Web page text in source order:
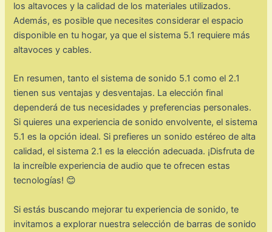
los altavoces y la calidad de los materiales utilizados.
Además, es posible que necesites considerar el espacio
disponible en tu hogar, ya que el sistema 5.1 requiere más
altavoces y cables.
En resumen, tanto el sistema de sonido 5.1 como el 2.1
tienen sus ventajas y desventajas. La elección final
dependerá de tus necesidades y preferencias personales.
Si quieres una experiencia de sonido envolvente, el sistema
5.1 es la opción ideal. Si prefieres un sonido estéreo de alta
calidad, el sistema 2.1 es la elección adecuada. ¡Disfruta de
la increíble experiencia de audio que te ofrecen estas
tecnologías! 😊
Si estás buscando mejorar tu experiencia de sonido, te
invitamos a explorar nuestra selección de barras de sonido